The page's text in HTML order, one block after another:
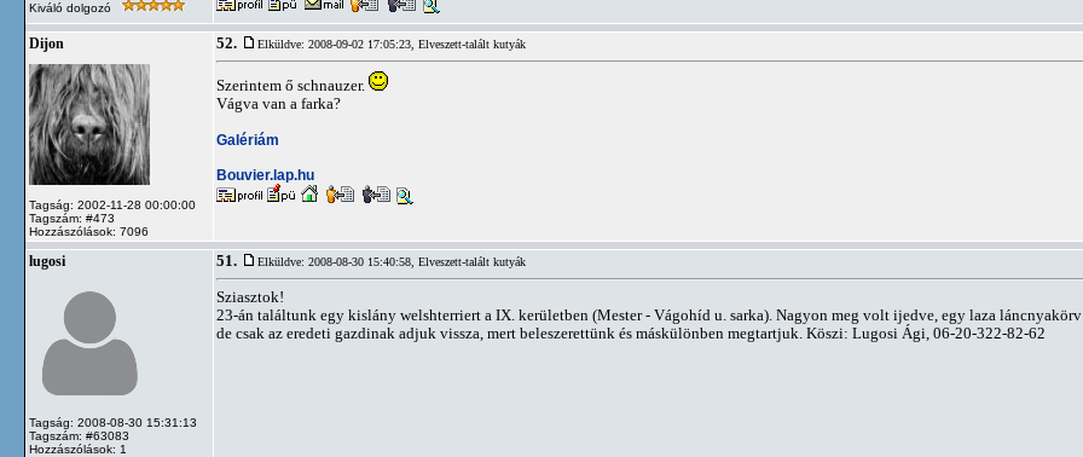
Kiváló dolgozó
Dijon
Tagság: 2002-11-28 00:00:00
Tagszám: #473
Hozzászólások: 7096
52. Elküldve: 2008-09-02 17:05:23, Elveszett-talált kutyák
Szerintem ő schnauzer.
Vágva van a farka?
Galériám
Bouvier.lap.hu
lugosi
Tagság: 2008-08-30 15:31:13
Tagszám: #63083
Hozzászólások: 1
51. Elküldve: 2008-08-30 15:40:58, Elveszett-talált kutyák
Sziasztok!
23-án találtunk egy kislány welshterriert a IX. kerületben (Mester - Vágohíd u. sarka). Nagyon meg volt ijedve, egy laza
de csak az eredeti gazdinak adjuk vissza, mert beleszerettünk és máskülönben megtartjuk. Köszi: Lugosi Ági, 06-20-322-82-62